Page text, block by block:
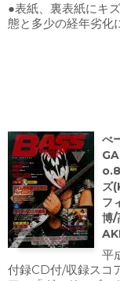
●表紙、裏表紙にキ
態と多少の経年劣化
べ
ズ
フ
博/
平
付録CD付/収録スコ